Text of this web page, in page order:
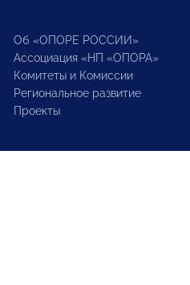
Об «ОПОРЕ РОССИИ»
Ассоциация «НП «ОПОРА»
Комитеты и Комиссии
Региональное развитие
Проекты